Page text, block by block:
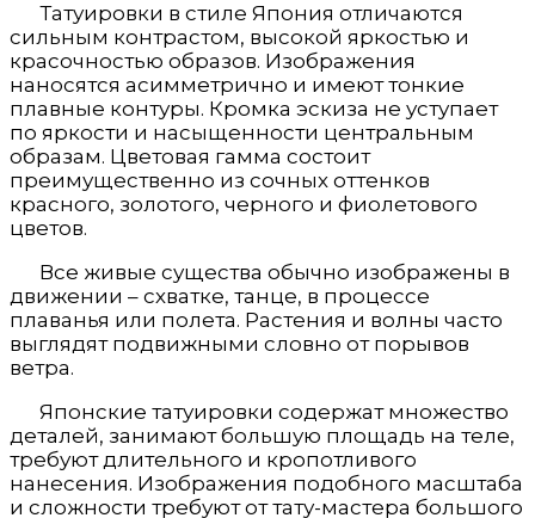
Татуировки в стиле Япония отличаются
сильным контрастом, высокой яркостью и
красочностью образов. Изображения
наносятся асимметрично и имеют тонкие
плавные контуры. Кромка эскиза не уступает
по яркости и насыщенности центральным
образам. Цветовая гамма состоит
преимущественно из сочных оттенков
красного, золотого, черного и фиолетового
цветов.
Все живые существа обычно изображены в
движении – схватке, танце, в процессе
плаванья или полета. Растения и волны часто
выглядят подвижными словно от порывов
ветра.
Японские татуировки содержат множество
деталей, занимают большую площадь на теле,
требуют длительного и кропотливого
нанесения. Изображения подобного масштаба
и сложности требуют от тату-мастера большого